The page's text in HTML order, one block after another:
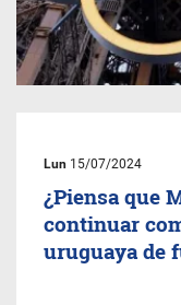
Lun 15/07/2024
¿Piensa que
continuar
uruguaya de